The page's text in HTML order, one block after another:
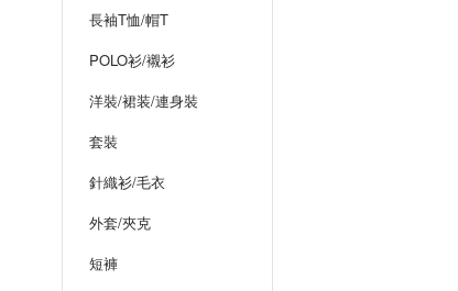
長袖T恤/帽T
POLO衫/襯衫
洋裝/裙装/連身裝
套裝
針織衫/毛衣
外套/夾克
短褲